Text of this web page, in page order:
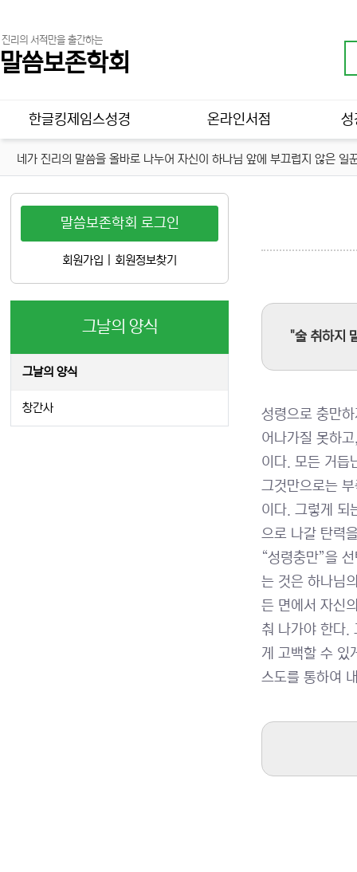
진리의 서적만을 출간하는
말씀보존학회
메인 메뉴
한글킹제임스성경 온라인서점 성
네가 진리의 말씀을 올바로 나누어 자신이 하나님 앞에 부끄럽지 않은
"술 취하지
성령으로 충만
어나가질 못하
이다. 모든 거듭
그것만으로는
이다. 그렇게 되
으로 나갈 탄력
“성령충만”을
는 것은 하나님
든 면에서 자신
춰 나가야 한다.
게 고백할 수 있
스도를 통하여
말씀보존학회 로그인
회원가입 회원정보찾기
그날의 양식
그날의 양식
창간사